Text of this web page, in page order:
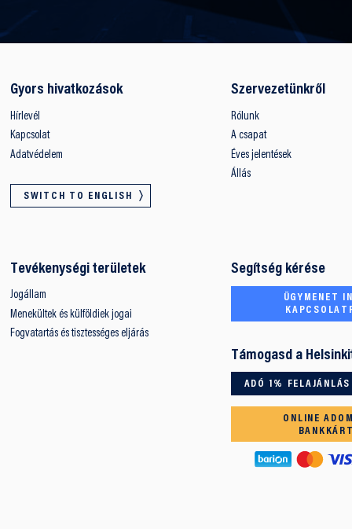
Gyors hivatkozások
Hírlevél
Kapcsolat
Adatvédelem
SWITCH TO ENGLISH
Szervezetünkről
Rólunk
A csapat
Éves jelentések
Állás
Tevékenységi területek
Jogállam
Menekültek és külföldiek jogai
Fogvatartás és tisztességes eljárás
Segítség kérése
ÜGYMENET
Támogasd a
ADÓ 1% FELAJÁNLÁS
ONLINE